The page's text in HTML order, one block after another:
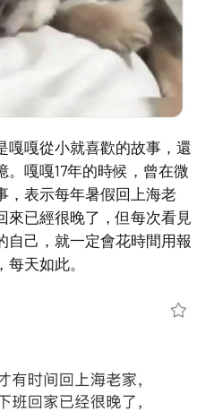
嘎嘎從小就喜歡的故事，還
。嘎嘎17年的時候，曾在微
，表示每年暑假回上海老
來已經很晚了，但每次看見
自己，就一定會花時間用報
天如此。